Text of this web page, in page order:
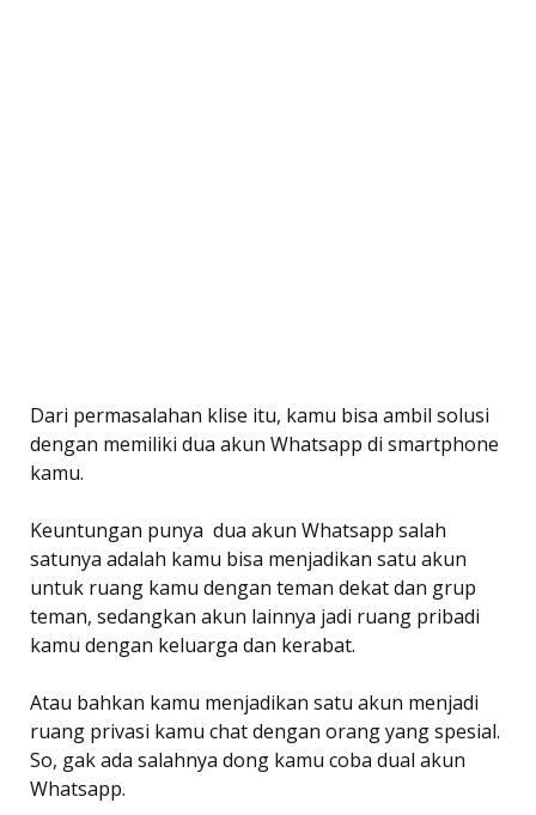
Dari permasalahan klise itu, kamu bisa ambil solusi
dengan memiliki dua akun Whatsapp di smartphone
kamu.
Keuntungan punya dua akun Whatsapp salah
satunya adalah kamu bisa menjadikan satu akun
untuk ruang kamu dengan teman dekat dan grup
teman, sedangkan akun lainnya jadi ruang pribadi
kamu dengan keluarga dan kerabat.
Atau bahkan kamu menjadikan satu akun menjadi
ruang privasi kamu chat dengan orang yang spesial.
So, gak ada salahnya dong kamu coba dual akun
Whatsapp.